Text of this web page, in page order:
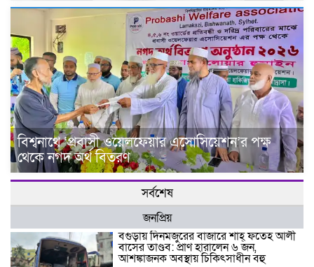
বিশ্বনাথে ‘প্রবাসী ওয়েলফেয়ার এসোসিয়েশন’র পক্ষ
থেকে নগদ অর্থ বিতরণ
সর্বশেষ
জনপ্রিয়
বগুড়ায় দিনমজুরের বাজারে শাহ্ ফতেহ আলী
বাসের তাণ্ডব: প্রাণ হারালেন ৬ জন,
আশঙ্কাজনক অবস্থায় চিকিৎসাধীন বহু